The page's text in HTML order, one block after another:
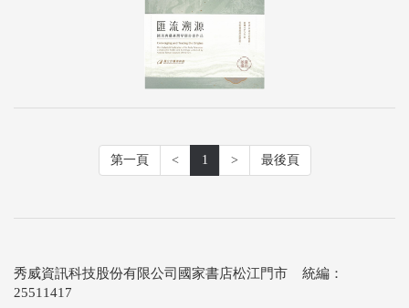
第一頁 < 1 > 最後頁
秀威資訊科技股份有限公司國家書店松江門市 統編：
25511417